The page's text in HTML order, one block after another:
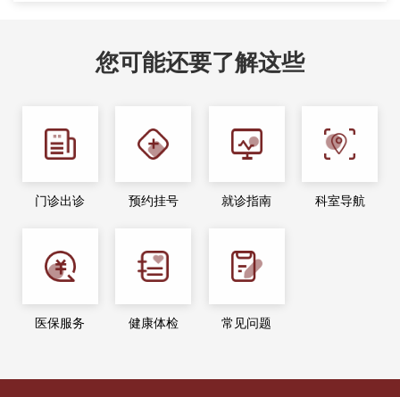
您可能还要了解这些
门诊出诊 预约挂号 就诊指南 科室导航
医保服务 健康体检 常见问题